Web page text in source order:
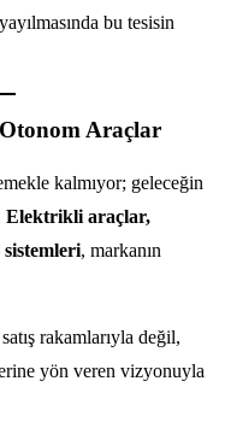
bu tesisin
Otonom Araçlar
kalmıyor; geleceğin
Elektrikli araçlar,
, markanın
rakamlarıyla değil,
yön veren vizyonuyla